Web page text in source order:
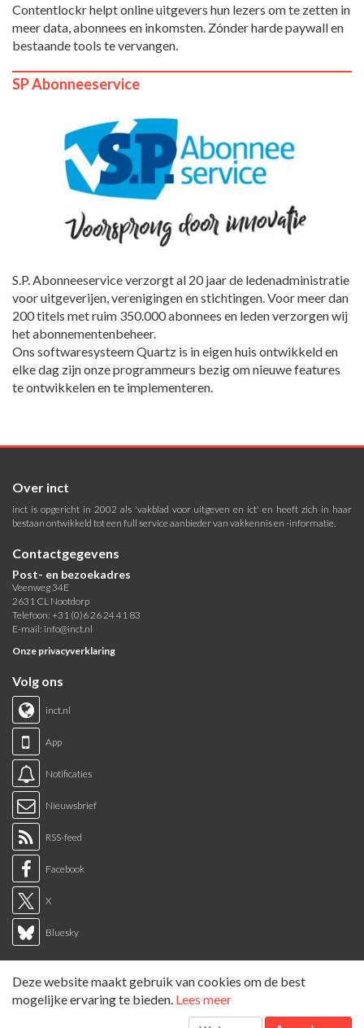
Contentlockr helpt online uitgevers hun lezers om te zetten in
meer data, abonnees en inkomsten. Zónder harde paywall en
bestaande tools te vervangen.
SP Abonneeservice
S.P. Abonneeservice verzorgt al 20 jaar de ledenadministratie
voor uitgeverijen, verenigingen en stichtingen. Voor meer dan
200 titels met ruim 350.000 abonnees en leden verzorgen wij
het abonnementenbeheer.
Ons softwaresysteem Quartz is in eigen huis ontwikkeld en
elke dag zijn onze programmeurs bezig om nieuwe features
te ontwikkelen en te implementeren.
Over inct
inct is opgericht in 2002 als 'vakblad voor uitgeven en ict' en heeft zich in haar
bestaan ontwikkeld tot een full service aanbieder van vakkennis en -informatie.
Contactgegevens
Post- en bezoekadres
Veenweg 34E
2631 CL Nootdorp
Telefoon: +31 (0)6 26 24 41 83
E-mail: info@inct.nl
Onze privacyverklaring
Volg ons
inct.nl
App
Notificaties
Nieuwsbrief
RSS-feed
Facebook
X
Bluesky
Sitemap
Tags overzicht
Deze website maakt gebruik van cookies om de best
mogelijke ervaring te bieden. Lees meer